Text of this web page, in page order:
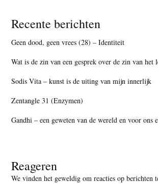
Recente berichten
Geen dood, geen vrees (28) – Identiteit
Wat is de zin van een gesprek over de zin van het
Sodis Vita – kunst is de uiting van mijn innerlijk
Zentangle 31 (Enzymen)
Gandhi – een geweten van de wereld en voor ons
Reageren
We vinden het geweldig om reacties op berichten